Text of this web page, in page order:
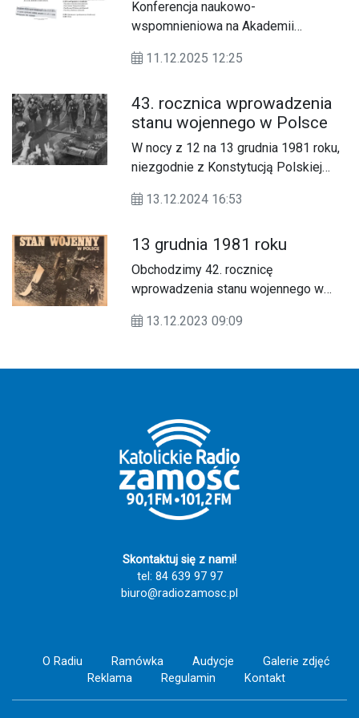
Konferencja naukowo-
wspomnieniowa na Akademii
11.12.2025 12:25
43. rocznica wprowadzenia
stanu wojennego w Polsce
W nocy z 12 na 13 grudnia 1981 roku,
niezgodnie z Konstytucją Polskiej
całego kraju został wprowadzony stan
przypominamy sobie wydarzenia
tamtych dni oraz obchodzimy Dzień
Pamięci Ofiar Stanu Wojennego.
13.12.2024 16:53
13 grudnia 1981 roku
Obchodzimy 42. rocznicę
wprowadzenia stanu wojennego w
13.12.2023 09:09
Skontaktuj się z nami!
tel: 84 639 97 97
biuro@radiozamosc.pl
O Radiu Ramówka Audycje
Galerie zdjęć
Reklama
Regulamin Kontakt